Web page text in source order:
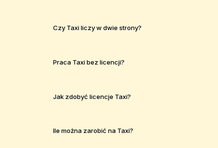
Czy Taxi liczy w dwie strony?
Praca Taxi bez licencji?
Jak zdobyć licencje Taxi?
Ile można zarobić na Taxi?